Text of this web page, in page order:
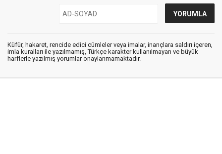
Küfür, hakaret, rencide edici cümleler veya imalar, inançlara saldırı içeren,
imla kuralları ile yazılmamış, Türkçe karakter kullanılmayan ve büyük
harflerle yazılmış yorumlar onaylanmamaktadır.